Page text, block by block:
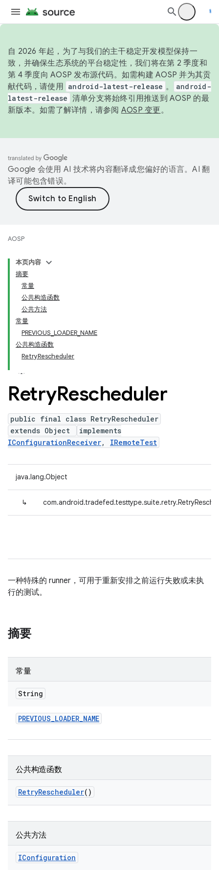
自 2026 年起，为了与我们的主干稳定开发模型保持一
致，并确保生态系统的平台稳定性，我们将在第 2 季度和
第 4 季度向 AOSP 发布源代码。如需构建 AOSP 并为其贡
献代码，请使用 android-latest-release 。
android-
latest-release 清单分支将始终引用推送到 AOSP 的最
新版本。如需了解详情，请参阅 AOSP 变更。
Google 会使用 AI 技术将内容翻译成您偏好的语言。AI 翻
译可能包含错误。
AOSP
本页内容
摘要
常量
公共构造函数
公共方法
常量
PREVIOUS_LOADER_NAME
公共构造函数
RetryRescheduler
RetryRescheduler
public final class RetryRescheduler
extends Object
implements
IConfigurationReceiver, IRemoteTest
java.lang.Object
↳
一种特殊的 runner，可用于重新安排之前运行失败或未执
行的测试。
摘要
常量
String
PREVIOUS_LOADER_NAME
公共构造函数
RetryRescheduler()
公共方法
IConfiguration